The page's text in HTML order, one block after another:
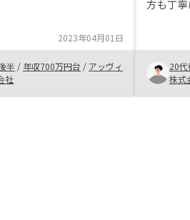
2023年04月01日
半 / 年収700万円台 / アッヴィ
社
方も丁
意思判
設備リ
もある
た。
20代
株式